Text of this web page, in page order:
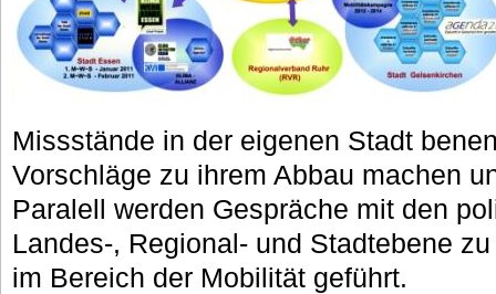
Missstände in der eigenen Stadt
Vorschläge zu ihrem Abbau machen
Paralell werden Gespräche mit den
Landes-, Regional- und Stadtebene
im Bereich der Mobilität geführt.